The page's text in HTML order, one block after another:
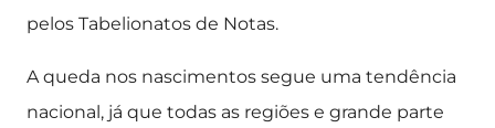
pelos Tabelionatos de Notas.
A queda nos nascimentos segue uma tendência
nacional, já que todas as regiões e grande parte